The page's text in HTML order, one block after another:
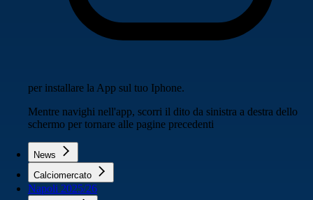
per installare la App sul tuo Iphone.
Mentre navighi nell'app, scorri il dito da sinistra a destra dello
schermo per tornare alle pagine precedenti
News
Calciomercato
Napoli 2025/26